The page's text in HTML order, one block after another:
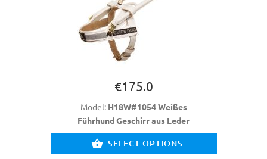
€175.0
Model: H18W#1054 Weißes
Führhund Geschirr aus Leder
SELECT OPTIONS